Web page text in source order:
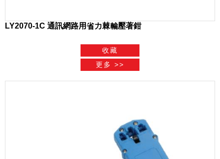
LY2070-1C 通訊網路用省力棘輪壓著鉗